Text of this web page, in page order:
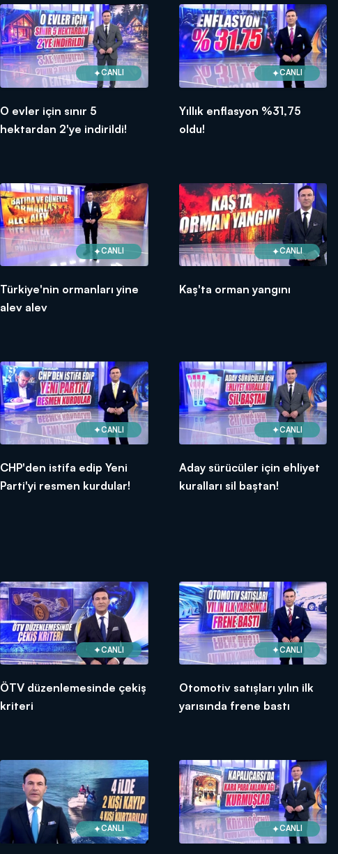
CANLI
O evler için sınır 5
hektardan 2'ye indirildi!
CANLI
Yıllık enflasyon %31,75
oldu!
CANLI
Türkiye'nin ormanları yine
alev alev
CANLI
Kaş'ta orman yangını
CANLI
CHP'den istifa edip Yeni
Parti'yi resmen kurdular!
CANLI
Aday sürücüler için ehliyet
kuralları sil baştan!
CANLI
ÖTV düzenlemesinde çekiş
kriteri
CANLI
Otomotiv satışları yılın ilk
yarısında frene bastı
CANLI CANLI